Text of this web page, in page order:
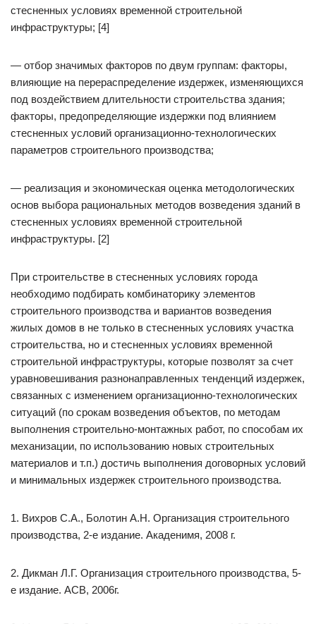
стесненных условиях временной строительной
инфраструктуры; [4]
— отбор значимых факторов по двум группам: факторы,
влияющие на перераспределение издержек, изменяющихся
под воздействием длительности строительства здания;
факторы, предопределяющие издержки под влиянием
стесненных условий организационно-технологических
параметров строительного производства;
— реализация и экономическая оценка методологических
основ выбора рациональных методов возведения зданий в
стесненных условиях временной строительной
инфраструктуры. [2]
При строительстве в стесненных условиях города
необходимо подбирать комбинаторику элементов
строительного производства и вариантов возведения
жилых домов в не только в стесненных условиях участка
строительства, но и стесненных условиях временной
строительной инфраструктуры, которые позволят за счет
уравновешивания разнонаправленных тенденций издержек,
связанных с изменением организационно-технологических
ситуаций (по срокам возведения объектов, по методам
выполнения строительно-монтажных работ, по способам их
механизации, по использованию новых строительных
материалов и т.п.) достичь выполнения договорных условий
и минимальных издержек строительного производства.
1. Вихров С.А., Болотин А.Н. Организация строительного
производства, 2-е издание. Акаденимя, 2008 г.
2. Дикман Л.Г. Организация строительного производства, 5-
е издание. АСВ, 2006г.